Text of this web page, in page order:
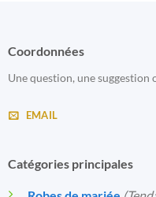
Coordonnées
Une question, une
EMAIL
Catégories principales